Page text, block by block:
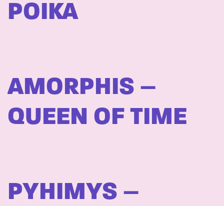
POIKA
AMORPHIS –
QUEEN OF TIME
PYHIMYS –